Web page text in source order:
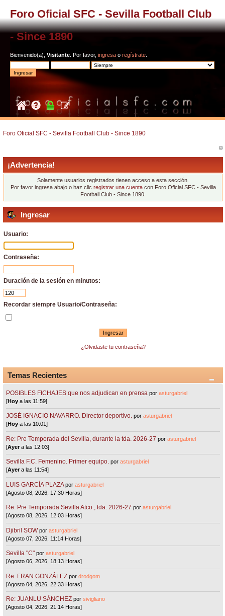
Foro Oficial SFC - Sevilla Football Club
- Since 1890
Bienvenido(a), Visitante . Por favor, ingresa o regístrate
Foro Oficial SFC - Sevilla Football Club - Since 1890
¡Advertencia!
Solamente usuarios registrados tienen acceso a esta sección.
Por favor ingresa abajo o haz clic registrar una cuentacon Foro Oficial SFC - Sevilla
Football Club - Since 1890.
Ingresar
Usuario:
Contraseña:
Duración de la sesión en minutos:
Recordar siempre Usuario/Contraseña:
¿Olvidaste tu contraseña?
Temas Recientes
POSIBLES FICHAJES que nos adjudican en prensa porasturgabriel
[Hoy a las 11:59]
JOSÉ IGNACIO NAVARRO. Director deportivo. porasturgabriel
[Hoy a las 10:01]
Re: Pre Temporada del Sevilla, durante la tda. 2026-27 porasturgabriel
[Ayera las 12:03]
Sevilla F.C. Femenino. Primer equipo. porasturgabriel
[Ayera las 11:54]
LUIS GARCÍA PLAZA porasturgabriel
[Agosto 08, 2026, 17:30 Horas]
Re: Pre Temporada Sevilla Atco., tda. 2026-27 porasturgabriel
[Agosto 08, 2026, 12:03 Horas]
Djibril SOW porasturgabriel
[Agosto 07, 2026, 11:14 Horas]
Sevilla "C"porasturgabriel
[Agosto 06, 2026, 18:13 Horas]
Re: FRAN GONZÁLEZ pordrodgom
[Agosto 04, 2026, 22:33 Horas]
Re: JUANLU SÁNCHEZ porsivigliano
[Agosto 04, 2026, 21:14 Horas]